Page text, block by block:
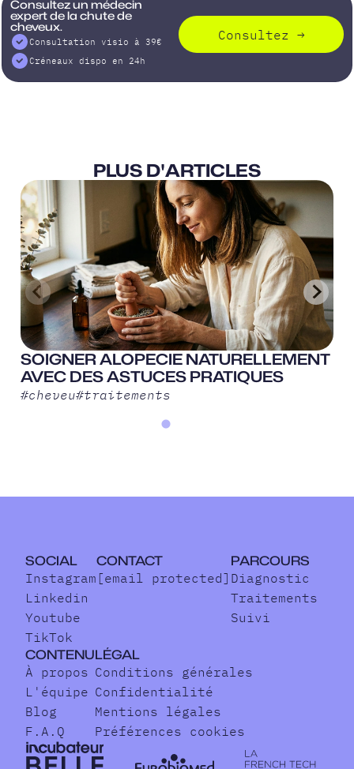
Consultez un médecin
expert de la chute de
cheveux.
Consultation visio à 39€
Créneaux dispo en 24h
Consultez →
PLUS D'ARTICLES
SOIGNER ALOPECIE NATURELLEMENT
AVEC DES ASTUCES PRATIQUES
#cheveu#traitements
SOCIAL
Instagram
Linkedin
Youtube
TikTok
CONTACT
[email protected]
PARCOURS
Diagnostic
Traitements
Suivi
CONTENU
À propos
L'équipe
Blog
F.A.Q
LÉGAL
Conditions générales
Confidentialité
Mentions légales
Préférences cookies